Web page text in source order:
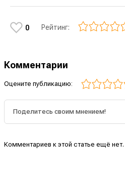
0 Рейтинг:
Комментарии
Оцените публикацию:
Комментариев к этой статье ещё нет.